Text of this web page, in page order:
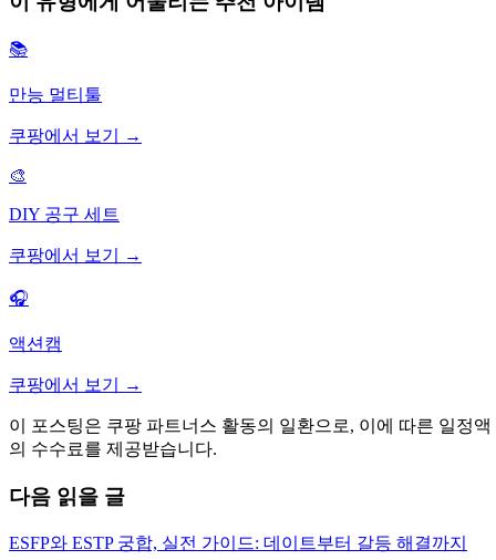
📚
만능 멀티툴
쿠팡에서 보기 →
🎨
DIY 공구 세트
쿠팡에서 보기 →
🎧
액션캠
쿠팡에서 보기 →
이 포스팅은 쿠팡 파트너스 활동의 일환으로, 이에 따른 일정액
의 수수료를 제공받습니다.
다음 읽을 글
ESFP와 ESTP 궁합, 실전 가이드: 데이트부터 갈등 해결까지